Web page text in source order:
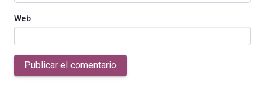
Web
Publicar el comentario